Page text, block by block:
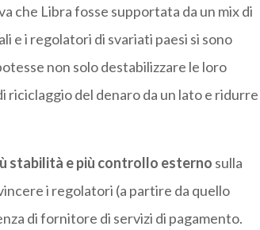
che Libra fosse supportata da un mix di
e i regolatori di svariati paesi si sono
non solo destabilizzare le loro
riciclaggio del denaro da un lato e ridurre
stabilità e più controllo esterno sulla
i regolatori (a partire da quello
di fornitore di servizi di pagamento.